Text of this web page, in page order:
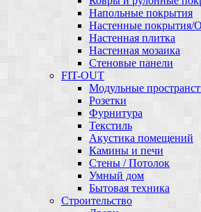
Напольные покрытия
Настенные покрытия/
Настенная плитка
Настенная мозаика
Стеновые панели
FIT-OUT
Модульные
Розетки
Фурнитура
Текстиль
Акустика помещений
Камины и печи
Стены / Потолок
Умный дом
Бытовая техника
Строительство